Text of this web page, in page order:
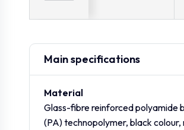
Main specifications
Material
Glass-fibre reinforced polyamide
(PA) technopolymer, black